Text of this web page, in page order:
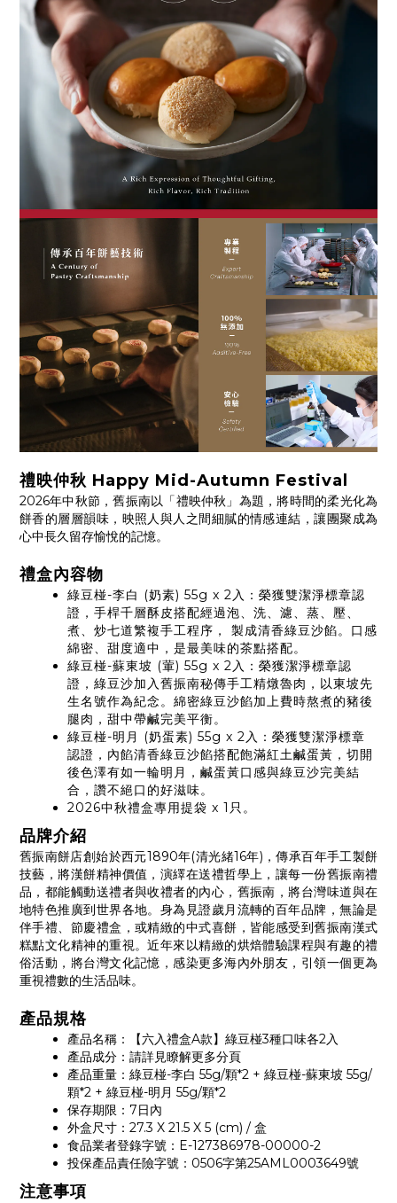
禮映仲秋 Happy Mid-Autumn Festival
2026年中秋節，舊振南以「禮映仲秋」為題，將時間的柔光化為
餅香的層層韻味，映照人與人之間細膩的情感連結，讓團聚成為
心中長久留存愉悅的記憶。
禮盒內容物
綠豆椪-李白 (奶素) 55g x 2入：榮獲雙潔淨標章認
證，手桿千層酥皮搭配經過泡、洗、濾、蒸、壓、
煮、炒七道繁複手工程序， 製成清香綠豆沙餡。口感
綿密、甜度適中，是最美味的茶點搭配。
綠豆椪-蘇東坡 (葷) 55g x 2入：榮獲潔淨標章認
證，綠豆沙加入舊振南秘傳手工精燉魯肉，以東坡先
生名號作為紀念。綿密綠豆沙餡加上費時熬煮的豬後
腿肉，甜中帶鹹完美平衡。
綠豆椪-明月 (奶蛋素) 55g x 2入：榮獲雙潔淨標章
認證，內餡清香綠豆沙餡搭配飽滿紅土鹹蛋黃，切開
後色澤有如一輪明月，鹹蛋黃口感與綠豆沙完美結
合，讚不絕口的好滋味。
2026中秋禮盒專用提袋 x 1只。
品牌介紹
舊振南餅店創始於西元1890年(清光緒16年)，傳承百年手工製餅
技藝，將漢餅精神價值，演繹在送禮哲學上，讓每一份舊振南禮
品，都能觸動送禮者與收禮者的內心，舊振南，將台灣味道與在
地特色推廣到世界各地。身為見證歲月流轉的百年品牌，無論是
伴手禮、節慶禮盒，或精緻的中式喜餅，皆能感受到舊振南漢式
糕點文化精神的重視。近年來以精緻的烘焙體驗課程與有趣的禮
俗活動，將台灣文化記憶，感染更多海內外朋友，引領一個更為
重視禮數的生活品味。
產品規格
產品名稱：【六入禮盒A款】綠豆椪3種口味各2入
產品成分：請詳見瞭解更多分頁
產品重量：綠豆椪-李白 55g/顆*2 + 綠豆椪-蘇東坡 55g/
顆*2 + 綠豆椪-明月 55g/顆*2
保存期限：7日內
外盒尺寸：27.3 X 21.5 X 5 (cm) / 盒
食品業者登錄字號：E-127386978-00000-2
投保產品責任險字號：0506字第25AML0003649號
注意事項